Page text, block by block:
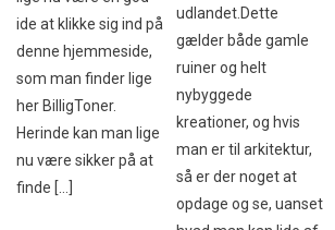
ide at klikke sig ind på
denne hjemmeside,
som man finder lige
her BilligToner.
Herinde kan man lige
nu være sikker på at
finde […]
udlandet.Dette
gælder både gamle
ruiner og helt
nybyggede
kreationer, og hvis
man er til arkitektur,
så er der noget at
opdage og se, uanset